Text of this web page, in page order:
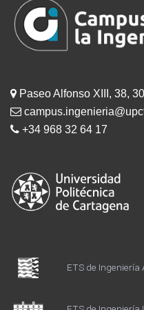
Paseo Alfonso XIII, 38,
+34 968 32 64 17
ETS de